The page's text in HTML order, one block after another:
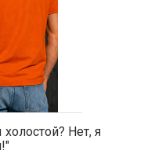
Нет, я